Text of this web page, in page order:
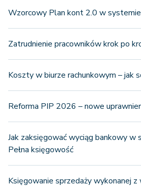
Wzorcowy Plan kont 2.0 w
Zatrudnienie pracowników krok po
Koszty w biurze rachunkowym – jak
Reforma PIP 2026 – nowe
Jak zaksięgować wyciąg bankowy w
Pełna księgowość
Księgowanie sprzedaży wykonanej